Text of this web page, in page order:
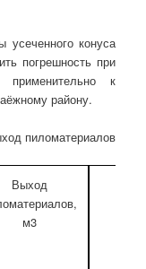
усеченного конуса
погрешность при
к
району.
пиломатериалов
Выход
м3